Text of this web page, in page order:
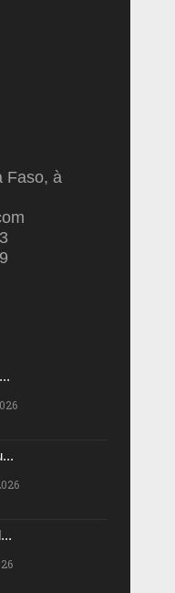
Faso, à